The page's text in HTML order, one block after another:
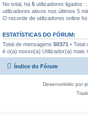
No total, há 5 utilizadores ligados
utilizadores ativos nos últimos 5
O recorde de utilizadores online
ESTATÍSTICAS DO FÓRUM:
Total de mensagens 50371 • Total
é o(a) nosso(a) Utilizador(a) mais
Índice do Fórum
Desenvolvido por